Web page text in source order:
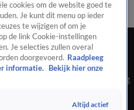
Tip de redactiePanelVideo's
in Den Bosch
in de nacht van woensdag
cookies om de website goed te
Je kunt dit menu op ieder
te wijzigen of om je
de link Cookie-instellingen
Je selecties zullen overal
doorgevoerd. Raadpleeg
informatie.
Bekijk hier onze
Altijd actief